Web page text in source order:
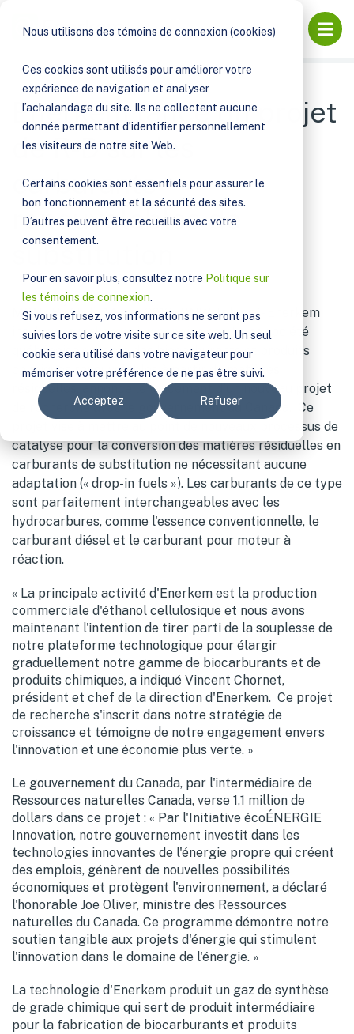
Nous utilisons des témoins de connexion (cookies)
Ces cookies sont utilisés pour améliorer votre
expérience de navigation et analyser
l’achalandage du site. Ils ne collectent aucune
donnée permettant d’identifier personnellement
les visiteurs de notre site Web.
Certains cookies sont essentiels pour assurer le
bon fonctionnement et la sécurité des sites.
D’autres peuvent être recueillis avec votre
consentement.
Pour en savoir plus, consultez notre Politique sur
les témoins de connexion.
Si vous refusez, vos informations ne seront pas
suivies lors de votre visite sur ce site web. Un seul
cookie sera utilisé dans votre navigateur pour
mémoriser votre préférence de ne pas être suivi.
Acceptez Refuser
ENERKEM LANCE UN PROJET DE R-D SUR LES
Enerkem lance un projet
de R-D sur les
carburants
renouvelables de
substitution
MONTRÉAL, le 14 mai 2013 /CNW Telbec/ - Enerkem
inc. (www.enerkemweb.wpengine.com ), une société
québécoise qui crée des biocarburants et produits
chimiques renouvelables à partir de matières
résiduelles, annonce le lancement d'un nouveau projet
de recherche avec le gouvernement du Canada. Ce
projet vise à mettre au point de nouveaux processus de
catalyse pour la conversion des matières résiduelles en
carburants de substitution ne nécessitant aucune
adaptation (« drop-in fuels »). Les carburants de ce type
sont parfaitement interchangeables avec les
hydrocarbures, comme l'essence conventionnelle, le
carburant diésel et le carburant pour moteur à
réaction.
« La principale activité d'Enerkem est la production
commerciale d'éthanol cellulosique et nous avons
maintenant l'intention de tirer parti de la souplesse de
notre plateforme technologique pour élargir
graduellement notre gamme de biocarburants et de
produits chimiques, a indiqué Vincent Chornet,
président et chef de la direction d'Enerkem. Ce projet
de recherche s'inscrit dans notre stratégie de
croissance et témoigne de notre engagement envers
l'innovation et une économie plus verte. »
Le gouvernement du Canada, par l'intermédiaire de
Ressources naturelles Canada, verse 1,1 million de
dollars dans ce projet : « Par l'Initiative écoÉNERGIE
Innovation, notre gouvernement investit dans les
technologies innovantes de l'énergie propre qui créent
des emplois, génèrent de nouvelles possibilités
économiques et protègent l'environnement, a déclaré
l'honorable Joe Oliver, ministre des Ressources
naturelles du Canada. Ce programme démontre notre
soutien tangible aux projets d'énergie qui stimulent
l'innovation dans le domaine de l'énergie. »
La technologie d'Enerkem produit un gaz de synthèse
de grade chimique qui sert de produit intermédiaire
pour la fabrication de biocarburants et produits